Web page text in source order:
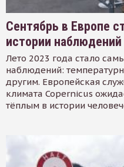
Сентябрь в Европе
истории наблюдений
Лето 2023 года стало
наблюдений:
другим. Европейская
климата Copernicus
тёплым в истории